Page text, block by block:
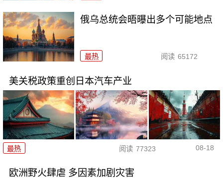
俄乌总统会晤曝出多个可能地点
最热 阅读 65172
美关税政策重创日本汽车产业
最热 阅读 77323 08-18
欧洲野火肆虐 多因素加剧灾害